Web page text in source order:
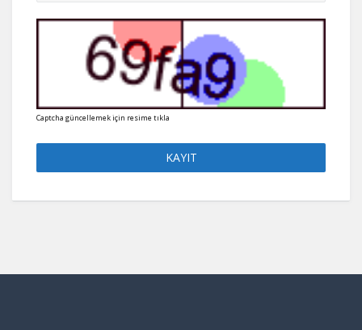
Captcha güncellemek için resime tıkla